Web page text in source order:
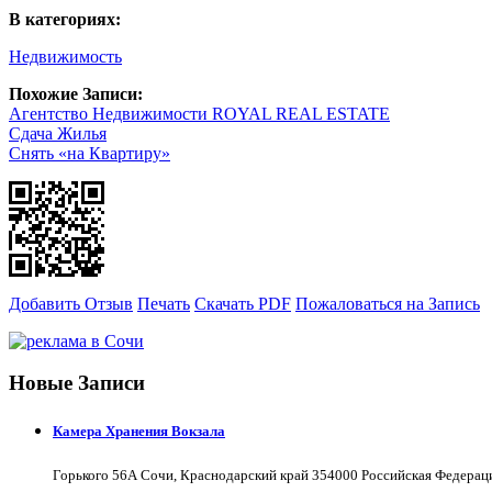
В категориях:
Недвижимость
Похожие Записи:
Агентство Недвижимости ROYAL REAL ESTATE
Сдача Жилья
Снять «на Квартиру»
Добавить Отзыв Печать Скачать PDF Пожаловаться на Запись
Новые Записи
Камера Хранения Вокзала
Горького 56А Сочи, Краснодарский край 354000 Российская